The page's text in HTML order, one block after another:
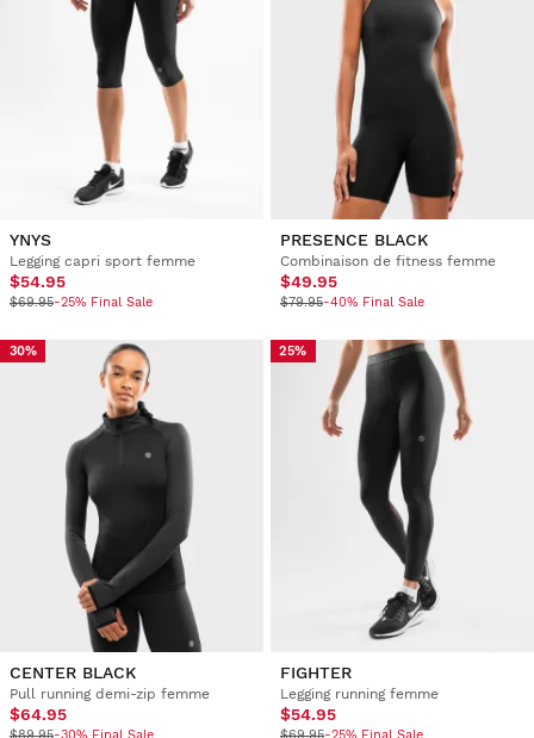
YNYS
Legging capri sport femme
$54.95
$69.95-25% Final Sale
PRESENCE BLACK
Combinaison de fitness femme
$49.95
$79.95-40% Final Sale
30%
CENTER BLACK
Pull running demi-zip femme
$64.95
25%
FIGHTER
Legging running femme
$54.95